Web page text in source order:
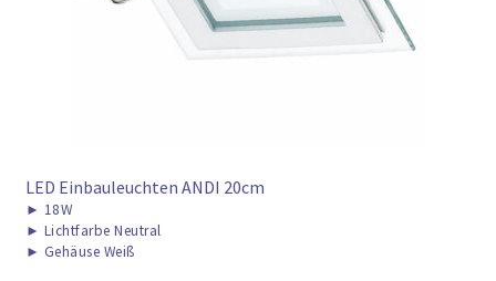
LED Einbauleuchten ANDI 20cm
► 18W
► Lichtfarbe Neutral
► Gehäuse Weiß